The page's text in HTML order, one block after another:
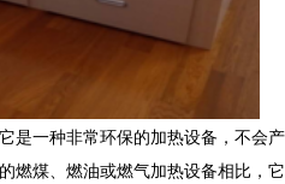
是一种非常环保的加热设备，不会产
燃煤、燃油或燃气加热设备相比，它